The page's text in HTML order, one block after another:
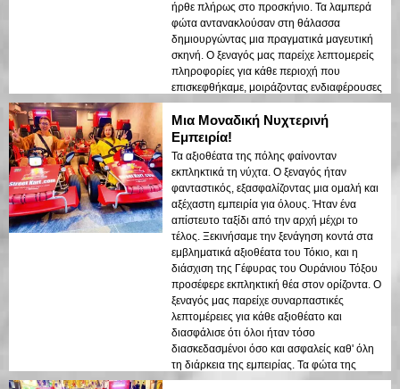
ήρθε πλήρως στο προσκήνιο. Τα λαμπερά
φώτα αντανακλούσαν στη θάλασσα
δημιουργώντας μια πραγματικά μαγευτική
σκηνή. Ο ξεναγός μας παρείχε λεπτομερείς
πληροφορίες για κάθε περιοχή που
επισκεφθήκαμε, μοιράζοντας ενδιαφέρουσες
ιστορίες και διασφαλίζοντας ότι όλοι
ένιωθαν ασφαλείς και άνετοι. Η ατμόσφαιρα
τη νύχτα ήταν ήρεμη αλλά και
συναρπαστική, και βρέθηκα να θαυμάζω την
αντίθεση μεταξύ των σύγχρονων
ουρανοξυστών και της ιστορικής
αρχιτεκτονικής. Αυτή η ξενάγηση είναι ένας
τέλειος συνδυασμός περιπέτειας και
εκπαίδευσης, προσφέροντας στους
ταξιδιώτες μια μοναδική ματιά στην
ομορφιά του Τόκιο μετά το σκοτάδι.
Μια Μοναδική Νυχτερινή
Εμπειρία!
Τα αξιοθέατα της πόλης φαίνονταν
εκπληκτικά τη νύχτα. Ο ξεναγός ήταν
φανταστικός, εξασφαλίζοντας μια ομαλή και
αξέχαστη εμπειρία για όλους. Ήταν ένα
απίστευτο ταξίδι από την αρχή μέχρι το
τέλος. Ξεκινήσαμε την ξενάγηση κοντά στα
εμβληματικά αξιοθέατα του Τόκιο, και η
διάσχιση της Γέφυρας του Ουράνιου Τόξου
προσέφερε εκπληκτική θέα στον ορίζοντα. Ο
ξεναγός μας παρείχε συναρπαστικές
λεπτομέρειες για κάθε αξιοθέατο και
διασφάλισε ότι όλοι ήταν τόσο
διασκεδασμένοι όσο και ασφαλείς καθ' όλη
τη διάρκεια της εμπειρίας. Τα φώτα της
πόλης που αντανακλούσαν στον κόλπο